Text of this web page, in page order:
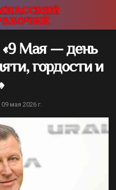
«9 Мая — день
гордости и
мая 2026 г.